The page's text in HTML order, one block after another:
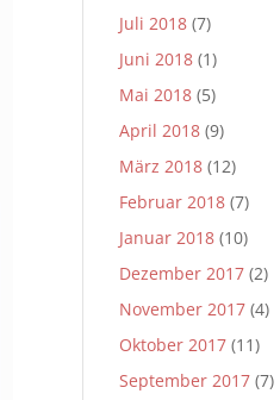
Juli 2018 (7)
Juni 2018 (1)
Mai 2018 (5)
April 2018 (9)
März 2018 (12)
Februar 2018 (7)
Januar 2018 (10)
Dezember 2017 (2)
November 2017 (4)
Oktober 2017 (11)
September 2017 (7)